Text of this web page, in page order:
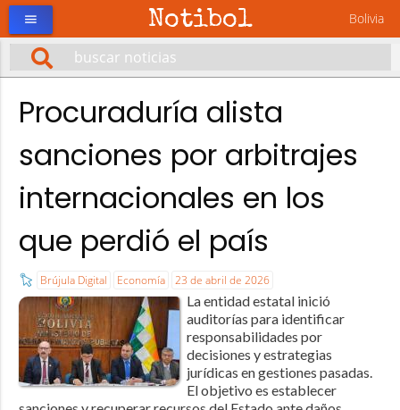
Notibol Bolivia
menu
Procuraduría alista
sanciones por arbitrajes
internacionales en los
que perdió el país
Brújula Digital Economía 23 de abril de 2026
La entidad estatal inició
auditorías para identificar
responsabilidades por
decisiones y estrategias
jurídicas en gestiones pasadas.
El objetivo es establecer